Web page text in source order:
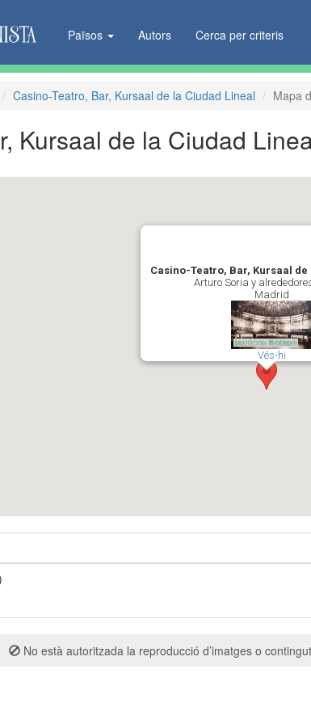
Països Autors Cerca per criteris
Casino-Teatro, Bar, Kursaal de la Ciudad Lineal Mapa
Kursaal de la Ciudad
Casino-Teatro, Bar, Kursaal de
Arturo Soria y
Madrid
Vés-hi
No està autoritzada la reproducció d’imatges o